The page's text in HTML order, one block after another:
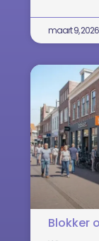
maart 9, 2026
Blokker